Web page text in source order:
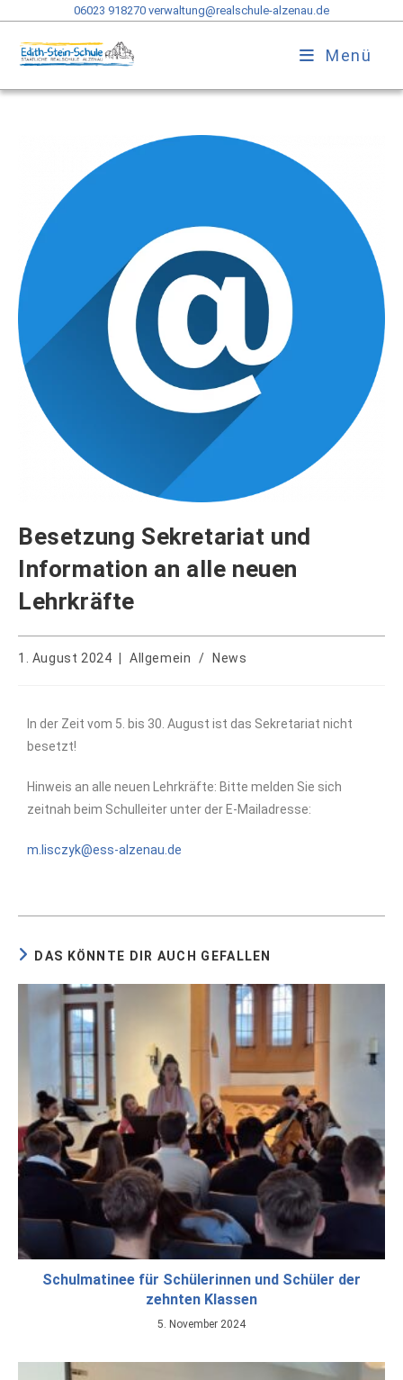
06023 918270 verwaltung@realschule-alzenau.de
Menü
Besetzung Sekretariat und
Information an alle neuen
Lehrkräfte
1. August 2024 Allgemein / News
In der Zeit vom 5. bis 30. August ist das Sekretariat nicht
besetzt!
Hinweis an alle neuen Lehrkräfte: Bitte melden Sie sich
zeitnah beim Schulleiter unter der E-Mailadresse:
m.lisczyk@ess-alzenau.de
DAS KÖNNTE DIR AUCH GEFALLEN
Schulmatinee für Schülerinnen und Schüler der
zehnten Klassen
5. November 2024